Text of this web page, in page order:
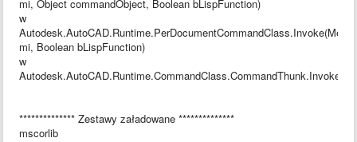
mi, Object commandObject, Boolean bLispFunction)
w
mi, Boolean bLispFunction)
w
Autodesk.AutoCAD.Runtime.CommandClass.CommandThunk.Invoke()
************** Zestawy załadowane **************
mscorlib